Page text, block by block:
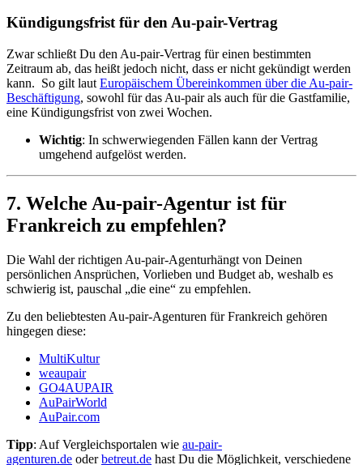
Kündigungsfrist für den Au-pair-Vertrag
Zwar schließt Du den Au-pair-Vertrag für einen bestimmten
Zeitraum ab, das heißt jedoch nicht, dass er nicht gekündigt werden
kann. So gilt laut Europäischem Übereinkommen über die Au-pair-
Beschäftigung, sowohl für das Au-pair als auch für die Gastfamilie,
eine Kündigungsfrist von zwei Wochen.
Wichtig: In schwerwiegenden Fällen kann der Vertrag
umgehend aufgelöst werden.
7. Welche Au-pair-Agentur ist für
Frankreich zu empfehlen?
Die Wahl der richtigen Au-pair-Agenturhängt von Deinen
persönlichen Ansprüchen, Vorlieben und Budget ab, weshalb es
schwierig ist, pauschal „die eine“ zu empfehlen.
Zu den beliebtesten Au-pair-Agenturen für Frankreich gehören
hingegen diese:
MultiKultur
weaupair
GO4AUPAIR
AuPairWorld
AuPair.com
Tipp: Auf Vergleichsportalen wie au-pair-
agenturen.de oderbetreut.de hast Du die Möglichkeit, verschiedene